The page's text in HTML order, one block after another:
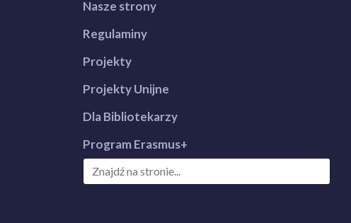
Nasze strony
Regulaminy
Projekty
Projekty Unijne
Dla Bibliotekarzy
Program Erasmus+